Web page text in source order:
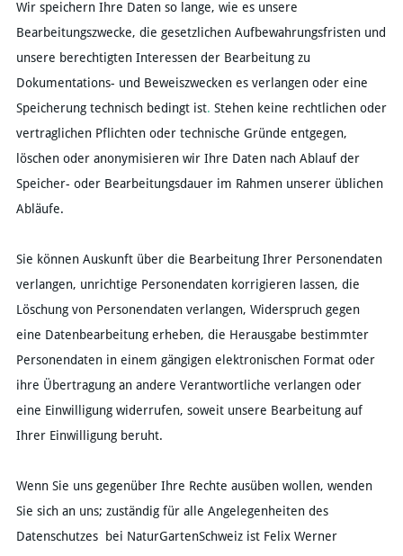
Wir speichern Ihre Daten so lange, wie es unsere
Bearbeitungszwecke, die gesetzlichen Aufbewahrungsfristen und
unsere berechtigten Interessen der Bearbeitung zu
Dokumentations- und Beweiszwecken es verlangen oder eine
Speicherung technisch bedingt ist. Stehen keine rechtlichen oder
vertraglichen Pflichten oder technische Gründe entgegen,
löschen oder anonymisieren wir Ihre Daten nach Ablauf der
Speicher- oder Bearbeitungsdauer im Rahmen unserer üblichen
Abläufe.
Sie können Auskunft über die Bearbeitung Ihrer Personendaten
verlangen, unrichtige Personendaten korrigieren lassen, die
Löschung von Personendaten verlangen, Widerspruch gegen
eine Datenbearbeitung erheben, die Herausgabe bestimmter
Personendaten in einem gängigen elektronischen Format oder
ihre Übertragung an andere Verantwortliche verlangen oder
eine Einwilligung widerrufen, soweit unsere Bearbeitung auf
Ihrer Einwilligung beruht.
Wenn Sie uns gegenüber Ihre Rechte ausüben wollen, wenden
Sie sich an uns; zuständig für alle Angelegenheiten des
Datenschutzes bei NaturGartenSchweiz ist Felix Werner